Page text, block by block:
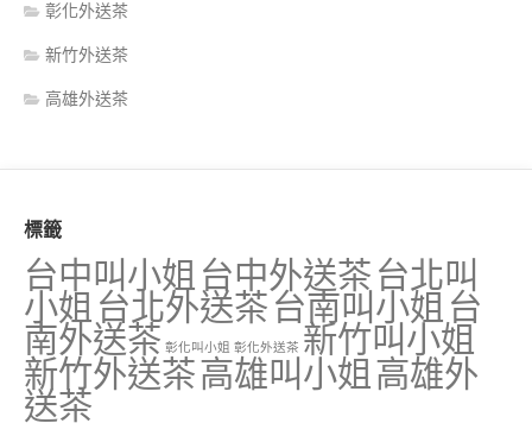
彰化外送茶
新竹外送茶
高雄外送茶
標籤
台中叫小姐 台中外送茶 台北叫
小姐 台北外送茶 台南叫小姐 台
南外送茶 彰化叫小姐 彰化外送茶 新竹叫小姐
新竹外送茶高雄叫小姐 高雄外
送茶